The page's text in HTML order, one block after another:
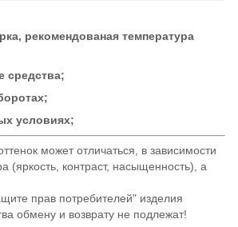
рекомендованая температура
средства;
условиях;
может отличаться, в зависимости
(яркость, контраст, насыщенность), а
прав потребителей" изделия
обмену и возврату не подлежат!